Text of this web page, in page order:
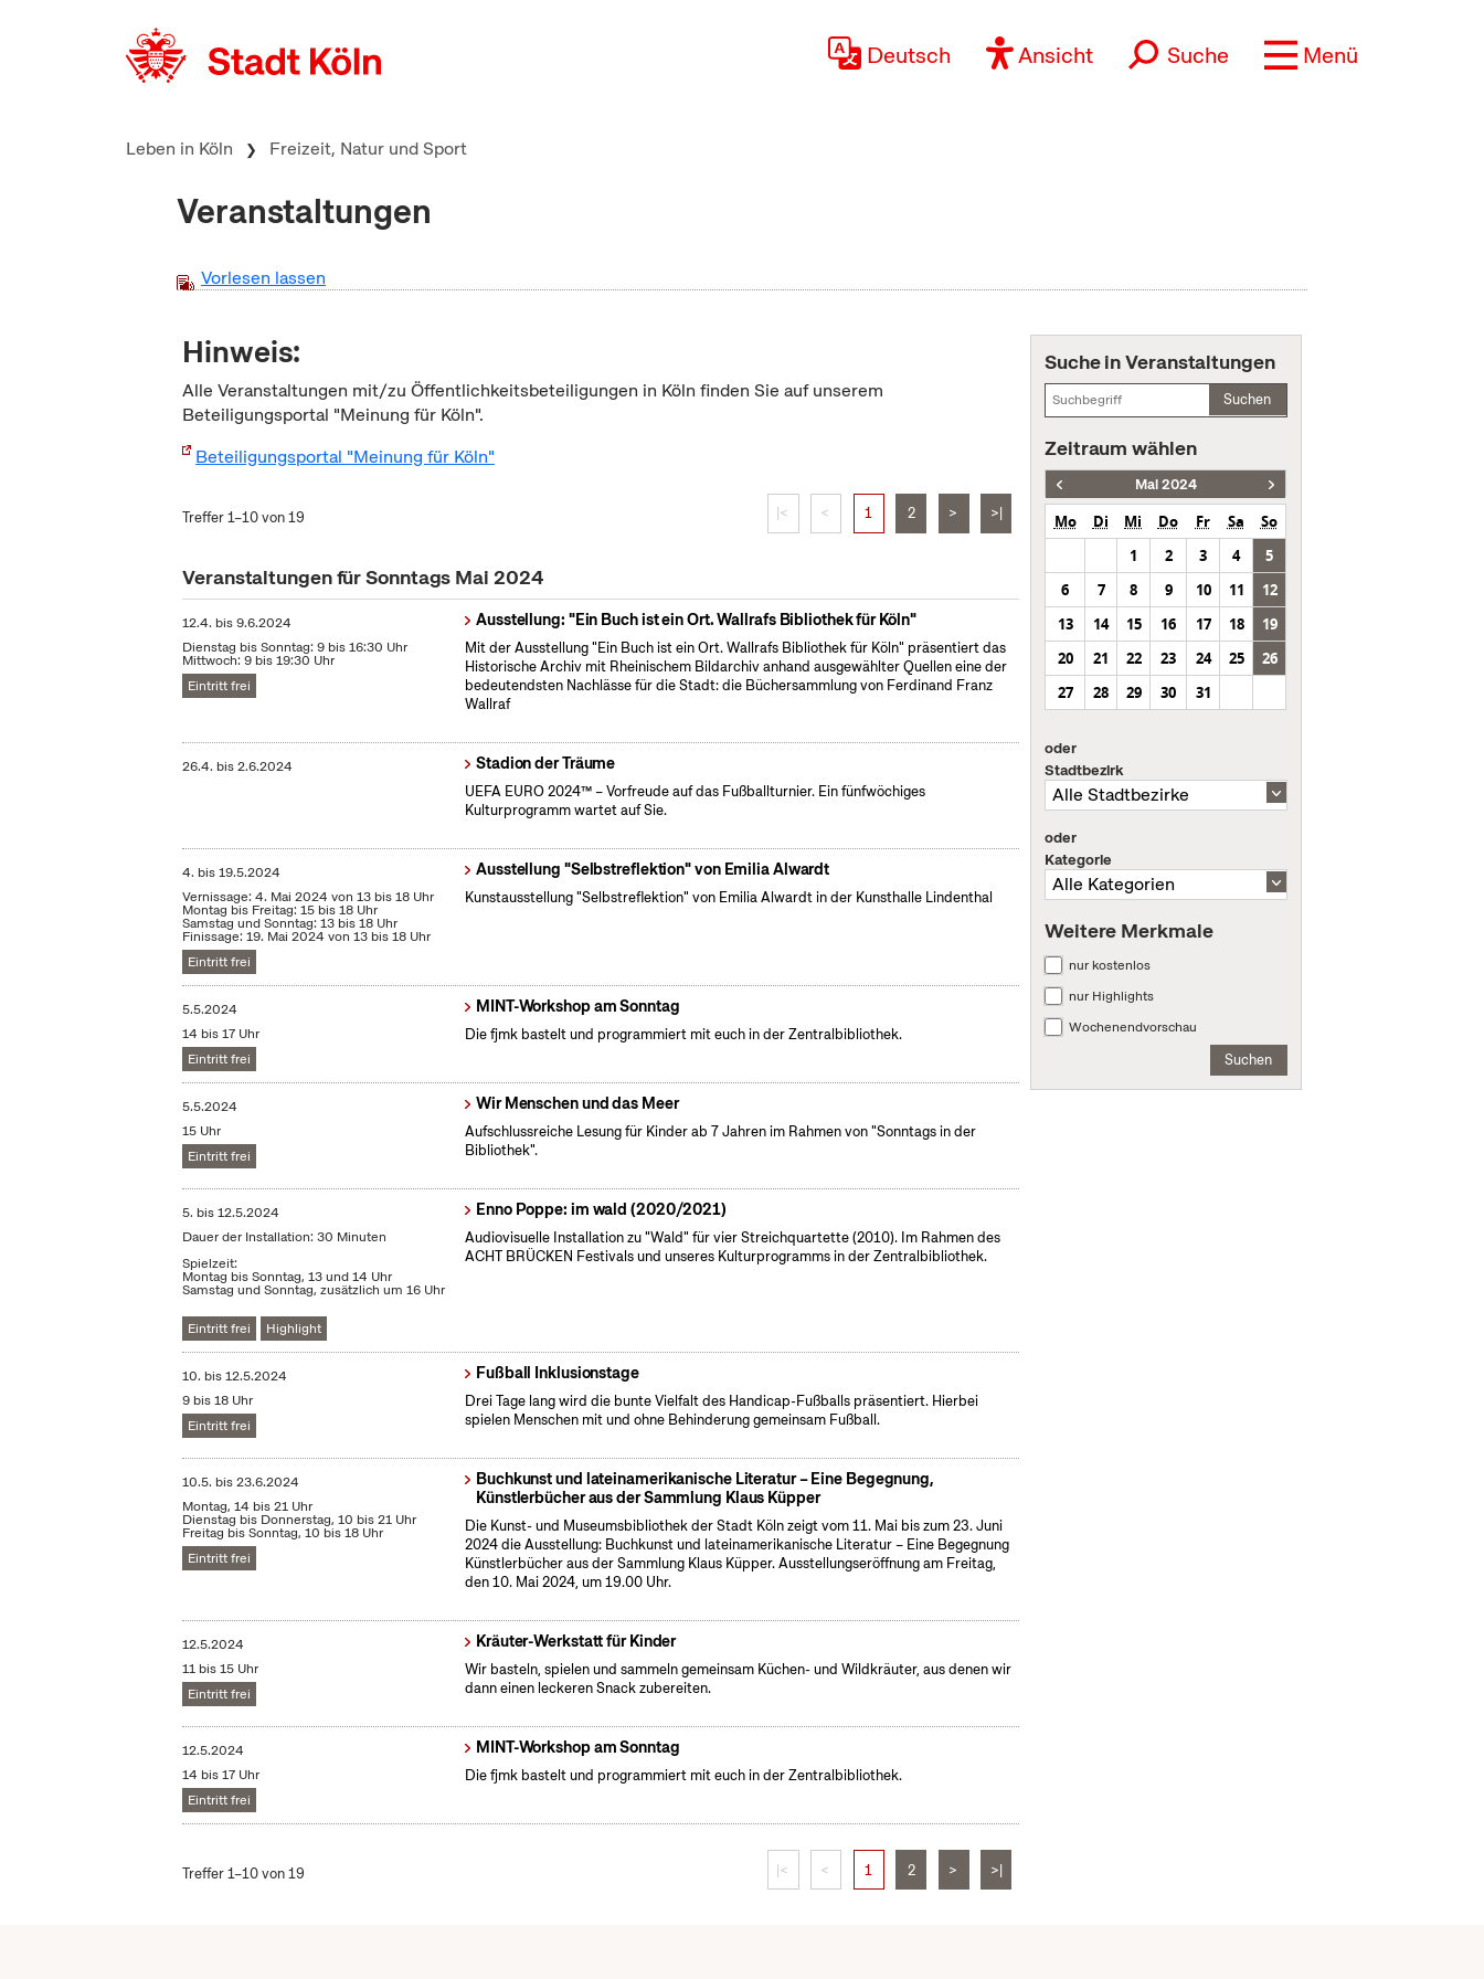
Deutsch Ansicht Suche Menü
Leben in Köln Freizeit, Natur und Sport
Veranstaltungen
Vorlesen lassen
Hinweis:
Alle Veranstaltungen mit/zu Öffentlichkeitsbeteiligungen in Köln finden Sie auf unserem
Beteiligungsportal "Meinung für Köln".
Beteiligungsportal "Meinung für Köln"
Treffer 1–10 von 19 |< < 1 2 > >|
Veranstaltungen für Sonntags Mai 2024
12.4. bis9.6.2024
Dienstag bis Sonntag: 9 bis 16:30 Uhr
Mittwoch: 9 bis 19:30 Uhr
Eintritt frei
Ausstellung: "Ein Buch ist ein Ort. Wallrafs Bibliothek für Köln"
Mit der Ausstellung "Ein Buch ist ein Ort. Wallrafs Bibliothek für Köln" präsentiert das
Historische Archiv mit Rheinischem Bildarchiv anhand ausgewählter Quellen eine der
bedeutendsten Nachlässe für die Stadt: die Büchersammlung von Ferdinand Franz
Wallraf
26.4. bis2.6.2024 Stadion der Träume
UEFA EURO 2024™ – Vorfreude auf das Fußballturnier. Ein fünfwöchiges
Kulturprogramm wartet auf Sie.
4. bis19.5.2024
Vernissage: 4. Mai 2024 von 13 bis 18 Uhr
Montag bis Freitag: 15 bis 18 Uhr
Samstag und Sonntag: 13 bis 18 Uhr
Finissage: 19. Mai 2024 von 13 bis 18 Uhr
Eintritt frei
Ausstellung "Selbstreflektion" von Emilia Alwardt
Kunstausstellung "Selbstreflektion" von Emilia Alwardt in der Kunsthalle Lindenthal
5.5.2024
14 bis 17 Uhr
Eintritt frei
MINT-Workshop am Sonntag
Die fjmk bastelt und programmiert mit euch in der Zentralbibliothek.
5.5.2024
15 Uhr
Eintritt frei
Wir Menschen und das Meer
Aufschlussreiche Lesung für Kinder ab 7 Jahren im Rahmen von "Sonntags in der
Bibliothek".
5. bis12.5.2024
Dauer der Installation: 30 Minuten
Spielzeit:
Montag bis Sonntag, 13 und 14 Uhr
Samstag und Sonntag, zusätzlich um 16 Uhr
Eintritt frei Highlight
Enno Poppe: im wald (2020/2021)
Audiovisuelle Installation zu "Wald" für vier Streichquartette (2010). Im Rahmen des
ACHT BRÜCKEN Festivals und unseres Kulturprogramms in der Zentralbibliothek.
10. bis12.5.2024
9 bis 18 Uhr
Eintritt frei
Fußball Inklusionstage
Drei Tage lang wird die bunte Vielfalt des Handicap-Fußballs präsentiert. Hierbei
spielen Menschen mit und ohne Behinderung gemeinsam Fußball.
10.5. bis23.6.2024
Montag, 14 bis 21 Uhr
Dienstag bis Donnerstag, 10 bis 21 Uhr
Freitag bis Sonntag, 10 bis 18 Uhr
Eintritt frei
Buchkunst und lateinamerikanische Literatur – Eine Begegnung,
Künstlerbücher aus der Sammlung Klaus Küpper
Die Kunst- und Museumsbibliothek der Stadt Köln zeigt vom 11. Mai bis zum 23. Juni
2024 die Ausstellung: Buchkunst und lateinamerikanische Literatur – Eine Begegnung
Künstlerbücher aus der Sammlung Klaus Küpper. Ausstellungseröffnung am Freitag,
den 10. Mai 2024, um 19.00 Uhr.
12.5.2024
11 bis 15 Uhr
Eintritt frei
Kräuter-Werkstatt für Kinder
Wir basteln, spielen und sammeln gemeinsam Küchen- und Wildkräuter, aus denen wir
dann einen leckeren Snack zubereiten.
12.5.2024
14 bis 17 Uhr
Eintritt frei
MINT-Workshop am Sonntag
Die fjmk bastelt und programmiert mit euch in der Zentralbibliothek.
Treffer 1–10 von 19 |< < 1 2 > >|
Suche in Veranstaltungen
Suchen
Zeitraum wählen
Mai 2024
Mo Di Mi Do Fr Sa
So
1
2 3 4
5
6
7 8 9 10 11
12
13
14 15 16 17 18
19
20
21 22 23 24 25
26
27
28 29 30 31
oder
Stadtbezirk
oder
Kategorie
Weitere Merkmale
nur kostenlos
nur Highlights
Wochenendvorschau
Suchen